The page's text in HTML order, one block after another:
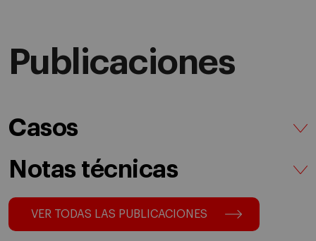
Publicaciones
Casos
Notas técnicas
VER TODAS LAS PUBLICACIONES